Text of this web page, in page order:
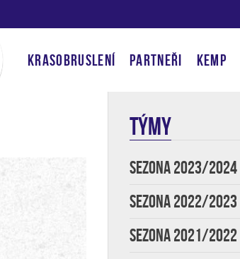
KRASOBRUSLENÍ PARTNEŘI KEMP
TÝMY
SEZONA 2023/2024
SEZONA 2022/2023
SEZONA 2021/2022